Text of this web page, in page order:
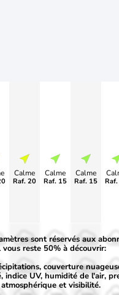
Calme
Raf. 20
Calme
Raf. 15
Calme
Raf. 15
50%
30%
50%
30%
50%
30%
sont réservés aux
vous reste 50% à découvrir:
couverture
indice UV, humidité de l'air,
atmosphérique et visibilité.